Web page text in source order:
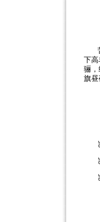
下高
骊，
旗昼